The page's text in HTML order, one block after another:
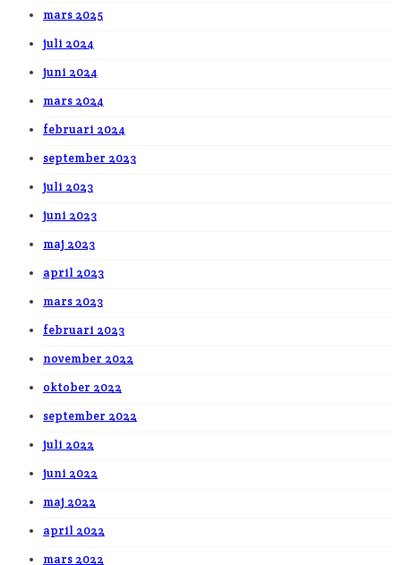
mars 2025
juli 2024
juni 2024
mars 2024
februari 2024
september 2023
juli 2023
juni 2023
maj 2023
april 2023
mars 2023
februari 2023
november 2022
oktober 2022
september 2022
juli 2022
juni 2022
maj 2022
april 2022
mars 2022